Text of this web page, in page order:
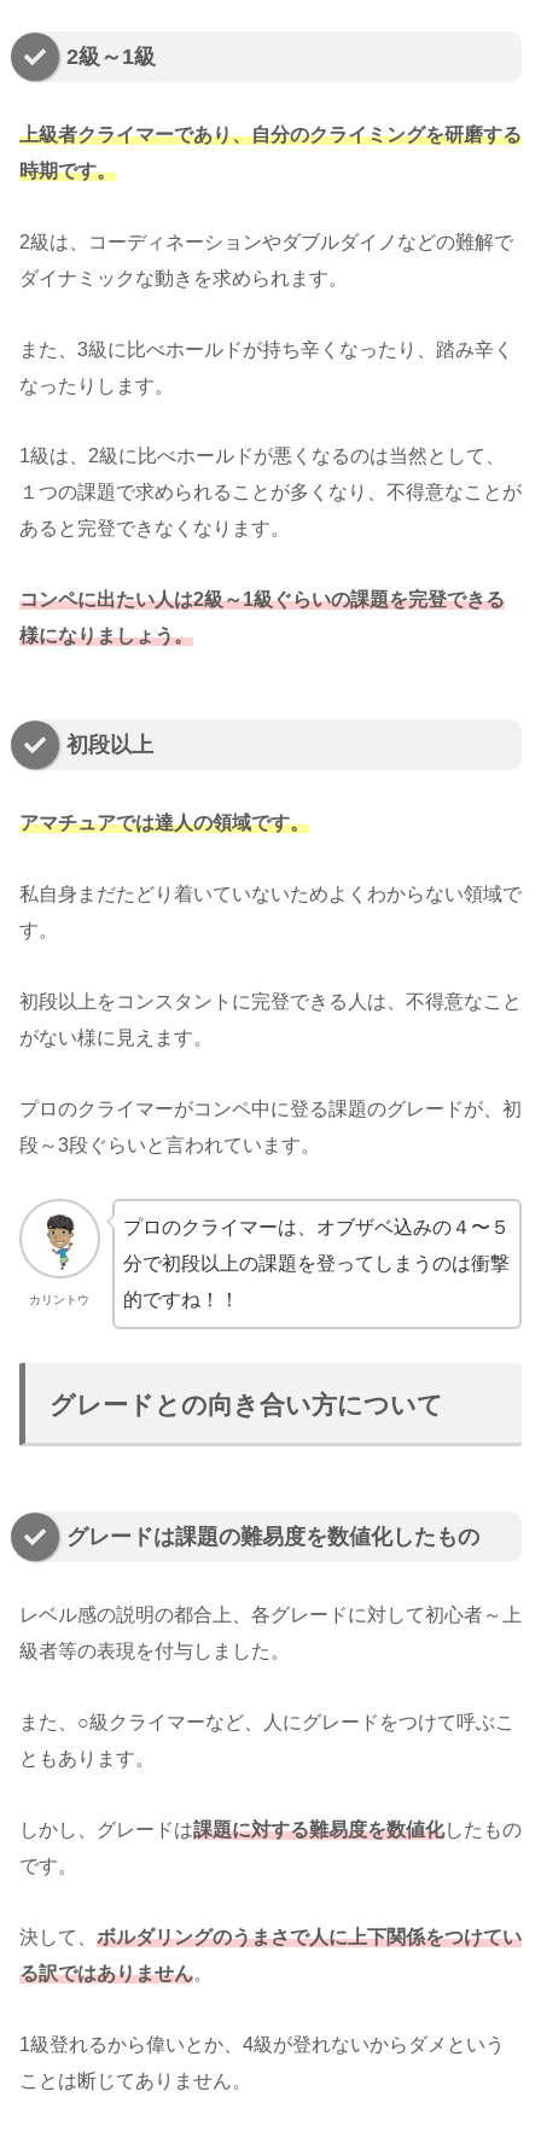
2級～1級
上級者クライマーであり、自分のクライミングを研磨する
時期です。
2級は、コーディネーションやダブルダイノなどの難解で
ダイナミックな動きを求められます。
また、3級に比べホールドが持ち辛くなったり、踏み辛く
なったりします。
1級は、2級に比べホールドが悪くなるのは当然として、
１つの課題で求められることが多くなり、不得意なことが
あると完登できなくなります。
コンペに出たい人は2級～1級ぐらいの課題を完登できる
様になりましょう。
初段以上
アマチュアでは達人の領域です。
私自身まだたどり着いていないためよくわからない領域で
す。
初段以上をコンスタントに完登できる人は、不得意なこと
がない様に見えます。
プロのクライマーがコンペ中に登る課題のグレードが、初
段～3段ぐらいと言われています。
カリントウ
プロのクライマーは、オブザベ込みの４〜５
分で初段以上の課題を登ってしまうのは衝撃
的ですね！！
グレードとの向き合い方について
グレードは課題の難易度を数値化したもの
レベル感の説明の都合上、各グレードに対して初心者～上
級者等の表現を付与しました。
また、○級クライマーなど、人にグレードをつけて呼ぶこ
ともあります。
しかし、グレードは課題に対する難易度を数値化したもの
です。
決して、 ボルダリングのうまさで人に上下関係をつけてい
る訳ではありません。
1級登れるから偉いとか、4級が登れないからダメという
ことは断じてありません。